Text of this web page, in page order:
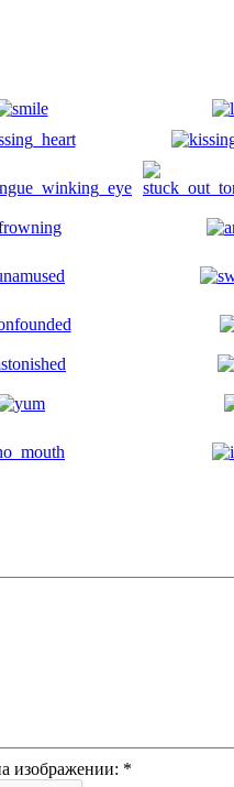
изображении: *